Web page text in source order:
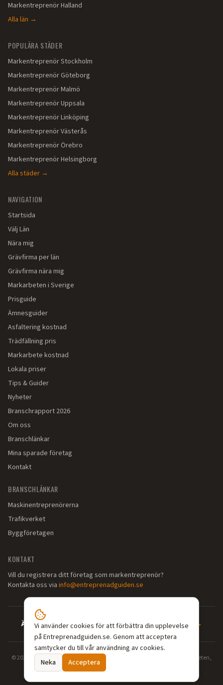
MarkentreprenörHalland
Alla län →
POPULÄRA STÄDER
MarkentreprenörStockholm
MarkentreprenörGöteborg
MarkentreprenörMalmö
MarkentreprenörUppsala
MarkentreprenörLinköping
MarkentreprenörVästerås
MarkentreprenörÖrebro
MarkentreprenörHelsingborg
Alla städer →
NAVIGATION
Startsida
Välj Län
Nära mig
Grävfirma per län
Grävfirma nära mig
Markarbeten i Sverige
Prisguide
Ämnesguider
Asfaltering kostnad
Trädfällning pris
Markarbete kostnad
Lokala priser
Tips & Guider
Nyheter
Branschrapport 2026
Om oss
Branschlänkar
Mina sparade företag
Kontakt
BRANSCHLÄNKAR
Maskinentreprenörerna
Trafikverket
Byggföretagen
KONTAKT
Vill du registrera ditt företag som markentreprenör?
Kontakta oss via info@entreprenadguiden.se
Är du markentreprenör?—Syns där dina kunder söker →
©2026
Entreprenadguiden.se — Din guide till markentreprenörer. Grävarbeten,
dränering, enskilt avlopp, schaktning och markarbeten i hela Sverige.
Vi använder cookies för att förbättra din upplevelse
på Entreprenadguiden.se. Genom att acceptera
samtycker du till vår användning av cookies.
Neka
Acceptera